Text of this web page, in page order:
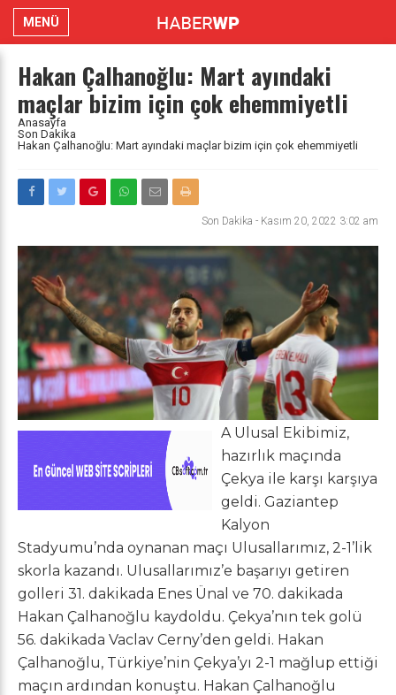
MENÜ
Hakan Çalhanoğlu: Mart ayındaki
maçlar bizim için çok ehemmiyetli
Anasayfa
Son Dakika
Hakan Çalhanoğlu: Mart ayındaki maçlar bizim için çok ehemmiyetli
Son Dakika - Kasım 20, 2022 3:02 am
A Ulusal Ekibimiz,
hazırlık maçında
Çekya ile karşı karşıya
geldi. Gaziantep
Kalyon
Stadyumu’nda oynanan maçı Ulusallarımız, 2-1’lik
skorla kazandı. Ulusallarımız’e başarıyı getiren
golleri 31. dakikada Enes Ünal ve 70. dakikada
Hakan Çalhanoğlu kaydoldu. Çekya’nın tek golü
56. dakikada Vaclav Cerny’den geldi. Hakan
Çalhanoğlu, Türkiye’nin Çekya’yı 2-1 mağlup ettiği
maçın ardından konuştu. Hakan Çalhanoğlu